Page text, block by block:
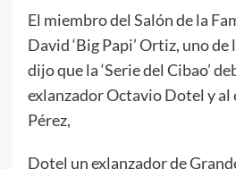
El miembro del Salón de la
David ‘Big Papi’ Ortiz, uno
dijo que la ‘Serie del Cibao’
exlanzador Octavio Dotel y al
Pérez,
Dotel un exlanzador de